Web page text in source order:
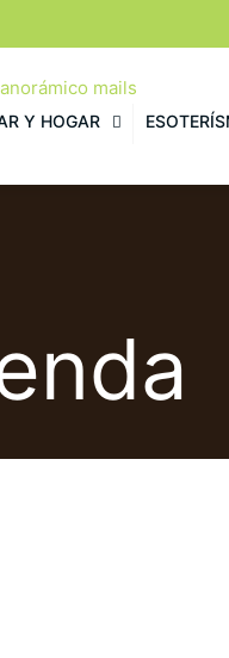
Y HOGAR